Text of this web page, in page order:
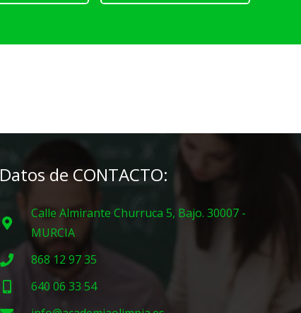
Datos de CONTACTO:
Calle Almirante Churruca 5, Bajo. 30007 -
MURCIA
868 12 97 35
640 06 33 54